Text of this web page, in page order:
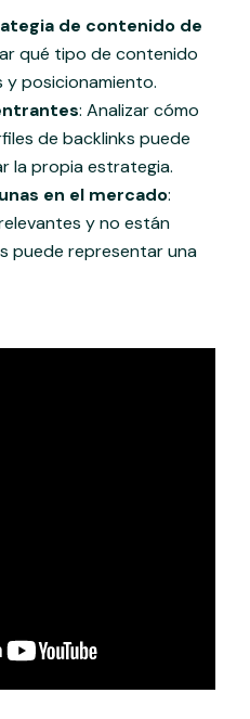
de contenido de
qué tipo de contenido
y posicionamiento.
: Analizar cómo
de backlinks puede
la propia estrategia.
en el mercado:
y no están
puede representar una